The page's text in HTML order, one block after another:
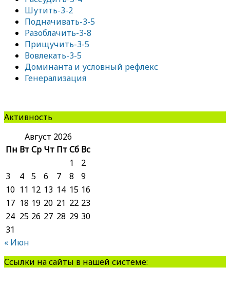
Шутить-3-2
Подначивать-3-5
Разоблачить-3-8
Прищучить-3-5
Вовлекать-3-5
Доминанта и условный рефлекс
Генерализация
Активность
Август 2026
Пн ВтСр Чт ПтСб Вс
1
2
3
4 5 6 7 8
9
10 11 12 13 14 15 16
17 18 19 20 21 22 23
24 25 26 27 28 29 30
31
« Июн
Ссылки на сайты в нашей системе: